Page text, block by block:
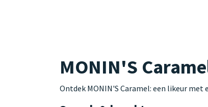
MONIN'S
Ontdek MONIN'S Caramel: een likeur met